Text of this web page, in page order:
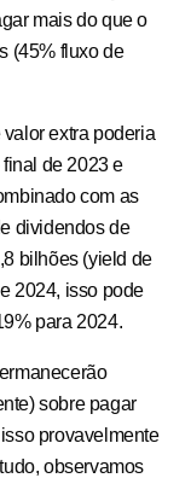
mais do que o
(45% fluxo de
extra poderia
de 2023 e
com as
dividendos de
bilhões (yield de
2024, isso pode
para 2024.
sobre pagar
provavelmente
observamos